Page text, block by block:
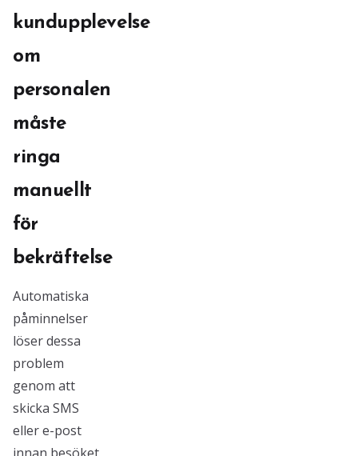
kundupplevelse
om
personalen
måste
ringa
manuellt
för
bekräftelse
Automatiska
påminnelser
löser dessa
problem
genom att
skicka SMS
eller e-post